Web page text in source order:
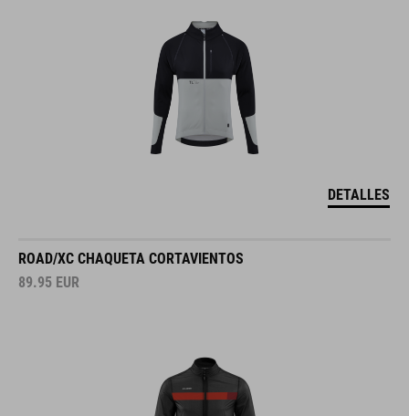
DETALLES
ROAD/XC CHAQUETA CORTAVIENTOS
89.95 EUR